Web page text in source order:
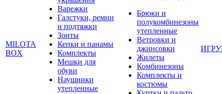
MILOTA
BOX
Варежки
Галстуки, ремни
и подтяжки
Зонты
Кепки и панамы
Комплекты
Мешки для
обуви
Наушники
утепленные
Брюки и
полукомбинезоны
утепленные
Ветровки и
джинсовки
Жилеты
Комбинезоны
Комплекты и
костюмы